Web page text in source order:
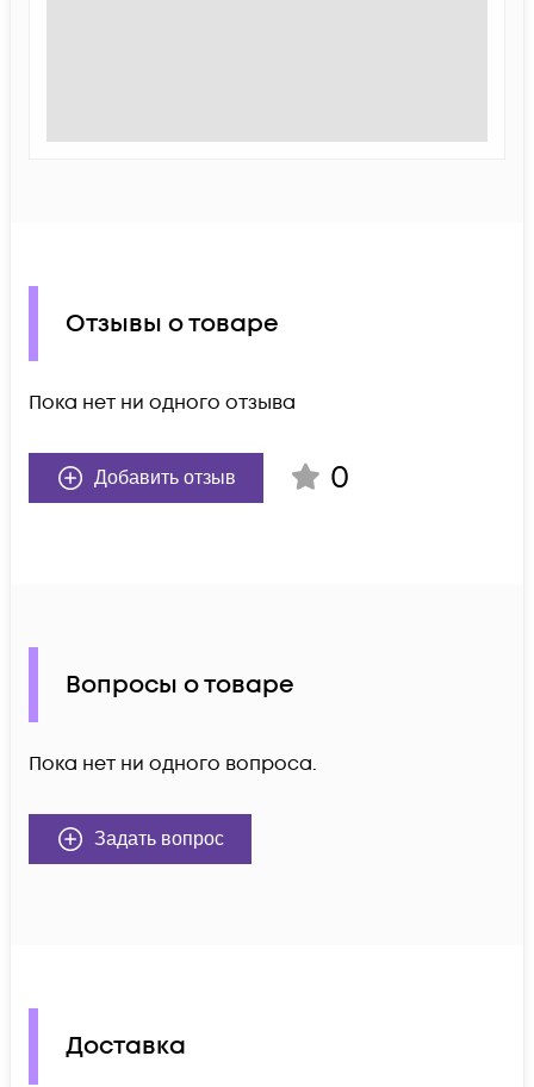
Отзывы о товаре
Пока нет ни одного отзыва
Добавить отзыв 0
Вопросы о товаре
Пока нет ни одного вопроса.
Задать вопрос
Доставка